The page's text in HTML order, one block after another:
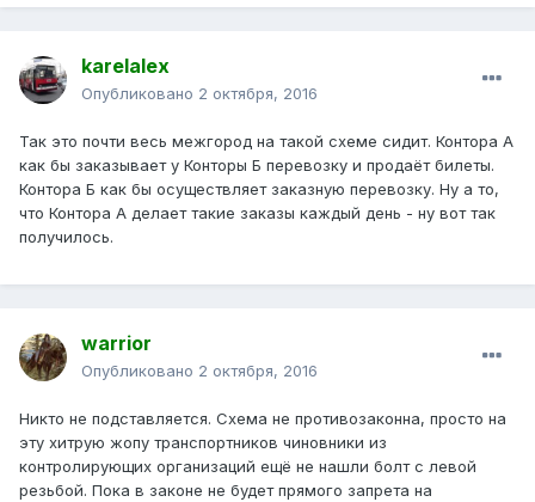
karelalex
Опубликовано 2 октября, 2016
Так это почти весь межгород на такой схеме сидит. Контора А
как бы заказывает у Конторы Б перевозку и продаёт билеты.
Контора Б как бы осуществляет заказную перевозку. Ну а то,
что Контора А делает такие заказы каждый день - ну вот так
получилось.
warrior
Опубликовано 2 октября, 2016
Никто не подставляется. Схема не противозаконна, просто на
эту хитрую жопу транспортников чиновники из
контролирующих организаций ещё не нашли болт с левой
резьбой. Пока в законе не будет прямого запрета на